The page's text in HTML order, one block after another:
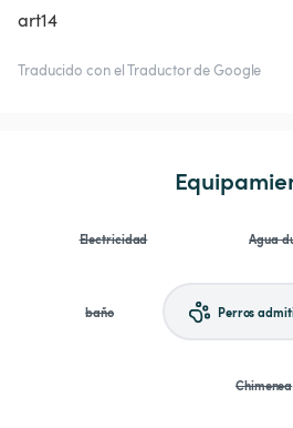
art14
Traducido con el Traductor de Google
Electricidad Agua
baño Perros
Chimenea